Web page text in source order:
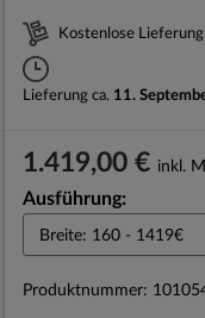
Kostenlose
Lieferung ca. 11.
1.419,00 € inkl.
Ausführung:
Produktnummer: